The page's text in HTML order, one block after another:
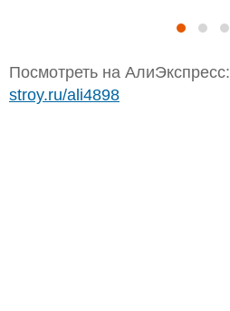
Посмотреть на АлиЭкспресс:
stroy.ru/ali4898